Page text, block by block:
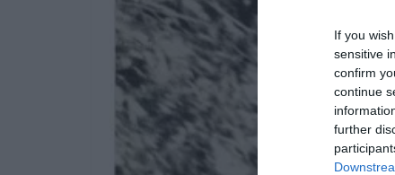
If you
sensitive
confirm
continue
further